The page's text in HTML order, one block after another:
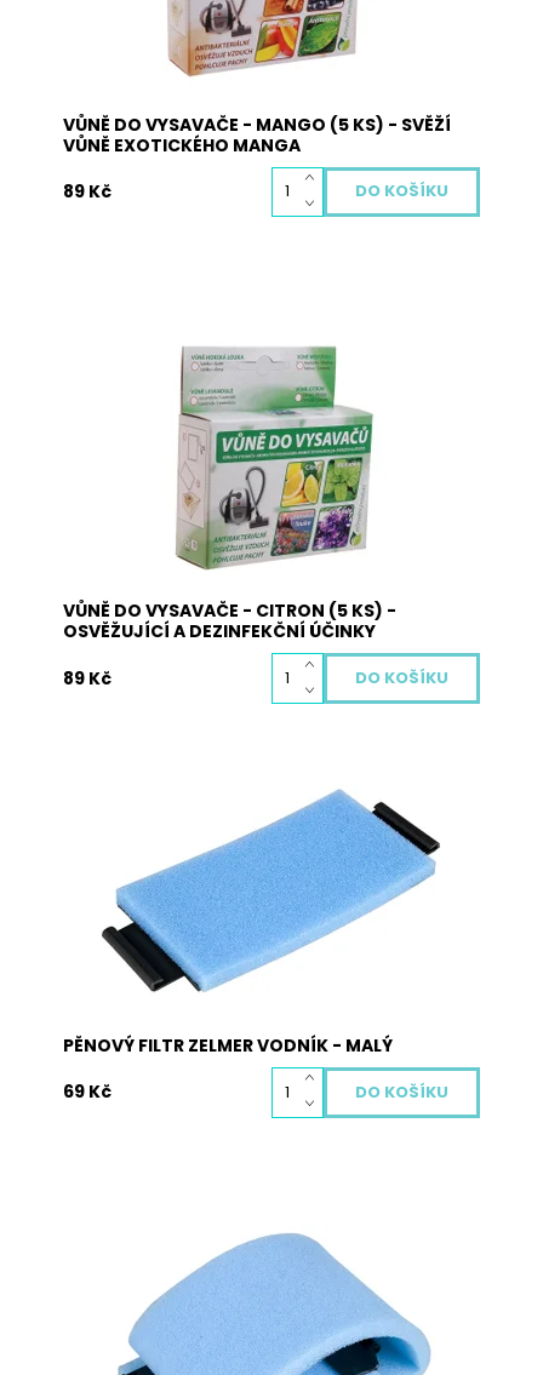
Skladem
3064
VŮNĚ DO VYSAVAČE - MANGO (5 KS) - SVĚŽÍ
VŮNĚ EXOTICKÉHO MANGA
89 Kč
Vůně do vysavače je vyrobena z přírodních
materiálů a neobsahuje žádné nebezpečné
látky. Pohlcuje pachy, osvěžuje vzduch a plní
antibakteriální funkci. Použití: vysypte obsah
sáčků s vůní na podlahu a obsah vysajte. Při
zahřátí obsahu sáčku dojde k uvolnění...
Skladem
3004
VŮNĚ DO VYSAVAČE - CITRON (5 KS) -
OSVĚŽUJÍCÍ A DEZINFEKČNÍ ÚČINKY
89 Kč
Skladem
2011
PĚNOVÝ FILTR ZELMER VODNÍK - MALÝ
69 Kč
Dostupnost:
Skladem
2012